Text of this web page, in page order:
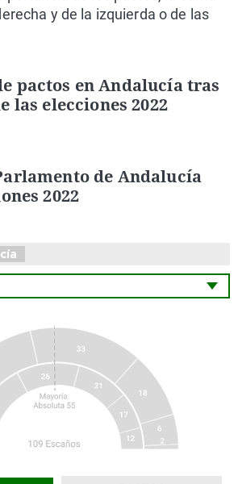
y de la izquierda o de las
pactos en Andalucía tras
las elecciones 2022
de Andalucía
2022